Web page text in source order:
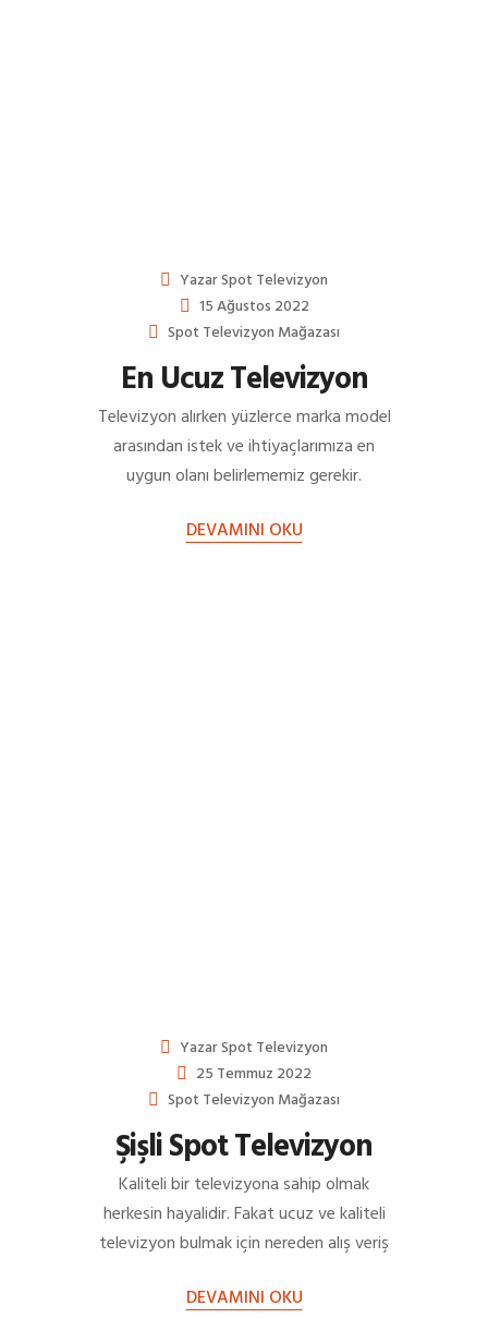
YazarSpot Televizyon
15 Ağustos 2022
Spot Televizyon Mağazası
En Ucuz Televizyon
Televizyon alırken yüzlerce marka model
arasından istek ve ihtiyaçlarımıza en
uygun olanı belirlememiz gerekir.
ve çoğaldıkça televizyon fiyatları…
DEVAMINI OKU
YazarSpot Televizyon
25 Temmuz 2022
Spot Televizyon Mağazası
Şişli Spot Televizyon
Kaliteli bir televizyona sahip olmak
herkesin hayalidir. Fakat ucuz ve kaliteli
televizyon bulmak için nereden alış veriş
Ucuz fiyatlı…
DEVAMINI OKU